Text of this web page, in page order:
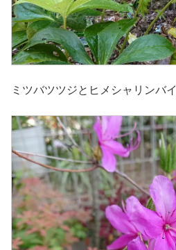
ミツバツツジとヒメシャリンバイ